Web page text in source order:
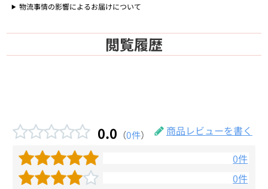
物流事情の影響によるお届けについて
閲覧履歴
0.0 （0件）
商品レビューを書く
0件
0件